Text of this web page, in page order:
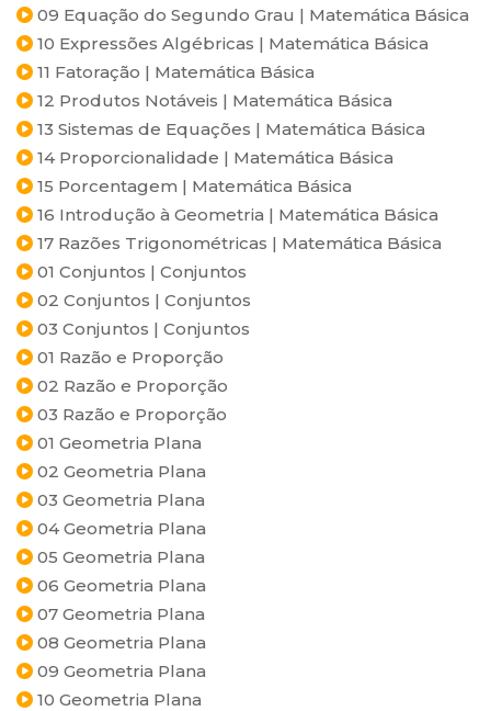
09 Equação do Segundo Grau | Matemática Básica
10 Expressões Algébricas | Matemática Básica
11 Fatoração | Matemática Básica
12 Produtos Notáveis | Matemática Básica
13 Sistemas de Equações | Matemática Básica
14 Proporcionalidade | Matemática Básica
15 Porcentagem | Matemática Básica
16 Introdução à Geometria | Matemática Básica
17 Razões Trigonométricas | Matemática Básica
01 Conjuntos | Conjuntos
02 Conjuntos | Conjuntos
03 Conjuntos | Conjuntos
01 Razão e Proporção
02 Razão e Proporção
03 Razão e Proporção
01 Geometria Plana
02 Geometria Plana
03 Geometria Plana
04 Geometria Plana
05 Geometria Plana
06 Geometria Plana
07 Geometria Plana
08 Geometria Plana
09 Geometria Plana
10 Geometria Plana